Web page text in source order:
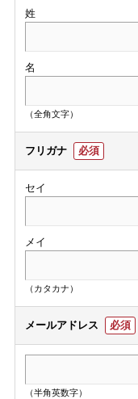
姓
名
（全角文字）
フリガナ 必須
セイ
メイ
（カタカナ）
メールアドレス 必須
（半角英数字）